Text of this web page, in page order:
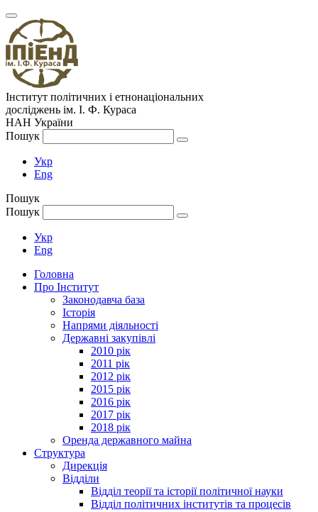
Інститут політичних і етнонаціональних
досліджень ім. І. Ф. Кураса
НАН України
Пошук
Укр
Eng
Пошук
Пошук
Укр
Eng
Головна
Про Інститут
Законодавча база
Історія
Напрями діяльності
Державні закупівлі
2010 рік
2011 рік
2012 рік
2015 рік
2016 рік
2017 рік
2018 рік
Оренда державного майна
Структура
Дирекція
Відділи
Відділ теорії та історії політичної науки
Відділ політичних інститутів та процесів